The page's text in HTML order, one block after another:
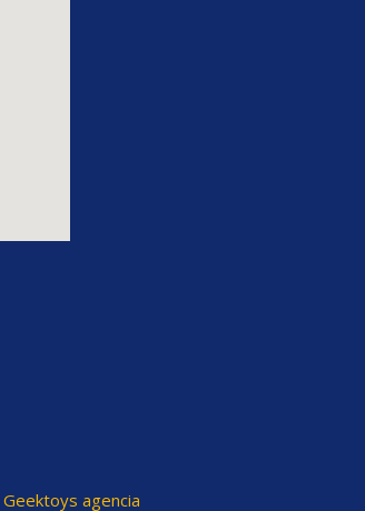
Geektoys agencia